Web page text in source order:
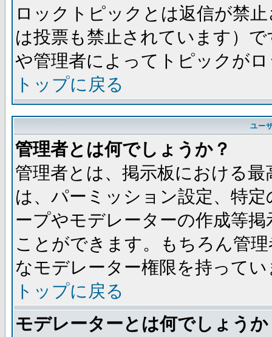
ロックトピックとは返信が禁
は投票も禁止されています）
や管理者によってトピックが
トップに戻る
ユー
管理者とは何でしょうか？
管理者とは、掲示板における
は、パーミッション設定、特
ープやモデレーターの作成等
ことができます。もちろん管
なモデレーター権限を持ってい
トップに戻る
モデレーターとは何でしょうか